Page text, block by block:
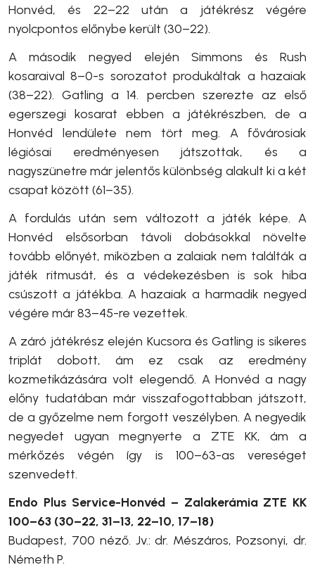
Honvéd, és 22–22 után a játékrész végére
nyolcpontos előnybe került (30–22).
A második negyed elején Simmons és Rush
kosaraival 8–0-s sorozatot produkáltak a hazaiak
(38–22). Gatling a 14. percben szerezte az első
egerszegi kosarat ebben a játékrészben, de a
Honvéd lendülete nem tört meg. A fővárosiak
légiósai eredményesen játszottak, és a
nagyszünetre már jelentős különbség alakult ki a két
csapat között (61–35).
A fordulás után sem változott a játék képe. A
Honvéd elsősorban távoli dobásokkal növelte
tovább előnyét, miközben a zalaiak nem találták a
játék ritmusát, és a védekezésben is sok hiba
csúszott a játékba. A hazaiak a harmadik negyed
végére már 83–45-re vezettek.
A záró játékrész elején Kucsora és Gatling is sikeres
triplát dobott, ám ez csak az eredmény
kozmetikázására volt elegendő. A Honvéd a nagy
előny tudatában már visszafogottabban játszott,
de a győzelme nem forgott veszélyben. A negyedik
negyedet ugyan megnyerte a ZTE KK, ám a
mérkőzés végén így is 100–63-as vereséget
szenvedett.
Endo Plus Service-Honvéd – Zalakerámia ZTE KK
100–63 (30–22, 31–13, 22–10, 17–18)
Budapest, 700 néző. Jv.: dr. Mészáros, Pozsonyi, dr.
Németh P.